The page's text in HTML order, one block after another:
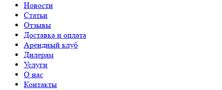
Новости
Статьи
Отзывы
Доставка и оплата
Арендный клуб
Дилерам
Услуги
О нас
Контакты